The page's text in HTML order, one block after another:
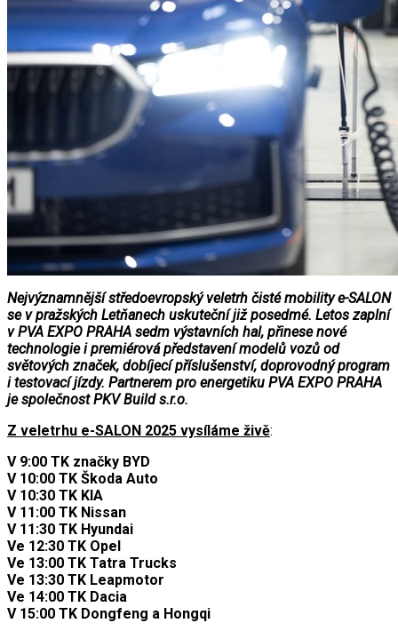
Nejvýznamnější středoevropský veletrh čisté mobility e-SALON
se v pražských Letňanech uskuteční již posedmé. Letos zaplní
v PVA EXPO PRAHA sedm výstavních hal, přinese nové
technologie i premiérová představení modelů vozů od
světových značek, dobíjecí příslušenství, doprovodný program
i testovací jízdy. Partnerem pro energetiku PVA EXPO PRAHA
je společnost PKV Build s.r.o.
Z veletrhu e-SALON 2025 vysíláme živě:
V 9:00 TK značky BYD
V 10:00 TK Škoda Auto
V 10:30 TK KIA
V 11:00 TK Nissan
V 11:30 TK Hyundai
Ve 12:30 TK Opel
Ve 13:00 TK Tatra Trucks
Ve 13:30 TK Leapmotor
Ve 14:00 TK Dacia
V 15:00 TK Dongfeng a Hongqi